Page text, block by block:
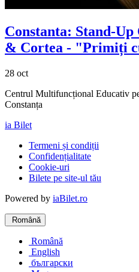
Constanta: Stand-Up
& Cortea - "Primiți
28 oct
Centrul Multifuncțional Educativ
Constanța
ia Bilet
Termeni și condiții
Confidențialitate
Cookie-uri
Bilete pe site-ul tău
Powered by iaBilet.ro
Română
Română
English
български